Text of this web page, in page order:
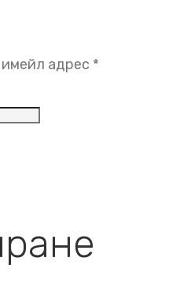
адрес *